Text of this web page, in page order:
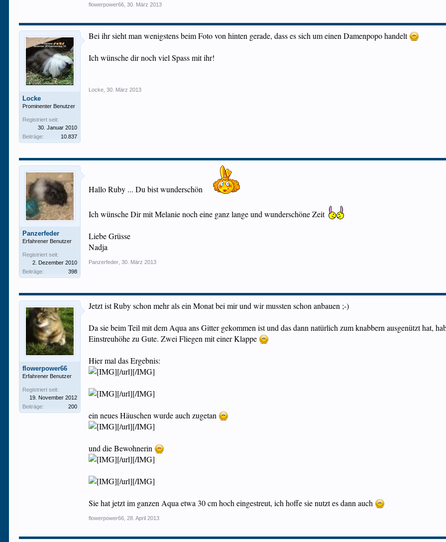
flowerpower66 30. März 2013
Locke
Prominenter Benutzer
Registriert seit:
30. Januar 2010
Beiträge:
10.837
Bei ihr sieht man wenigstens beim Foto von hinten gerade, dass es sich um einen Damenpopo handelt
Ich wünsche dir noch viel Spass mit ihr!
Locke 30. März 2013
Panzerfeder
Erfahrener Benutzer
Registriert seit:
2. Dezember 2010
Beiträge:
398
Hallo Ruby ... Du bist wunderschön
Ich wünsche Dir mit Melanie noch eine ganz lange und wunderschöne Zeit
Liebe Grüsse
Nadja
Panzerfeder 30. März 2013
flowerpower66
Erfahrener Benutzer
Registriert seit:
19. November 2012
Beiträge:
200
Jetzt ist Ruby schon mehr als ein Monat bei mir und wir mussten schon anbauen ;-)
Da sie beim Teil mit dem Aqua ans Gitter gekommen ist und das dann natürlich zum knabbern ausgenützt hat,
Einstreuhöhe zu Gute. Zwei Fliegen mit einer Klappe
Hier mal das Ergebnis:
[/url][/IMG]
[/url][/IMG]
ein neues Häuschen wurde auch zugetan
[/url][/IMG]
und die Bewohnerin
[/url][/IMG]
[/url][/IMG]
Sie hat jetzt im ganzen Aqua etwa 30 cm hoch eingestreut, ich hoffe sie nutzt es dann auch
flowerpower66 28. April 2013